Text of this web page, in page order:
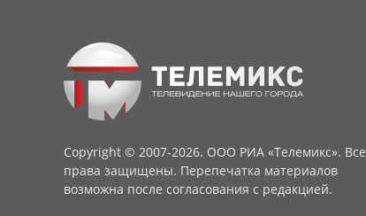
Copyright © 2007-2026. ООО РИА «Телемикс». Все
права защищены. Перепечатка материалов
возможна после согласования с редакцией.